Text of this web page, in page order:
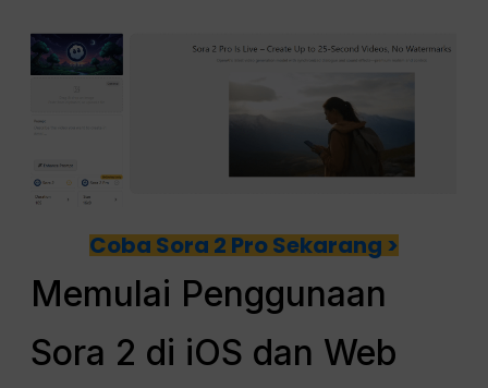
Coba Sora 2 Pro Sekarang >
Memulai Penggunaan
Sora 2 di iOS dan Web